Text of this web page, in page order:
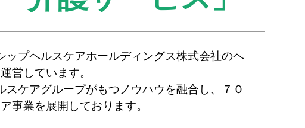
プヘルスケアホールディングス株式会社のヘ
営しています。
ケアグループがもつノウハウを融合し、７０
事業を展開しております。